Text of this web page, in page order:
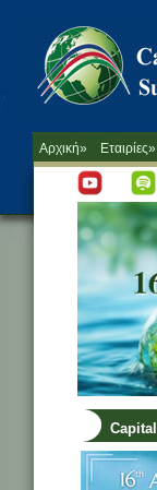
Αρχική» Εταιρίες»